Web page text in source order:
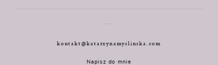
kontakt@katarzynamyslinska.com
Napisz do mnie